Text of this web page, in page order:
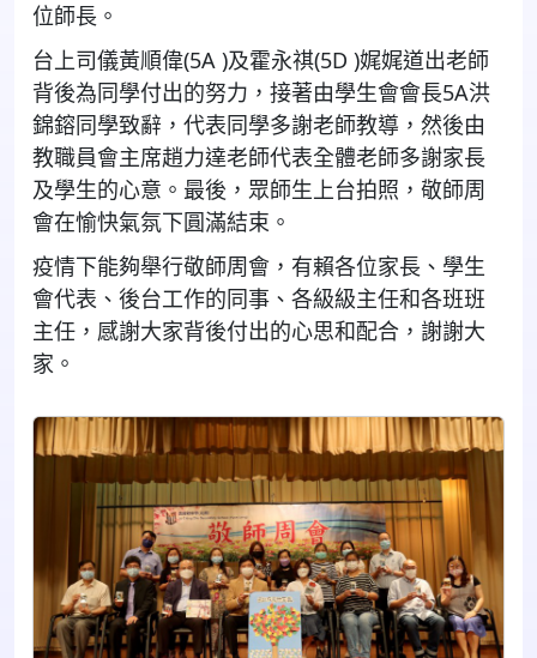
位師長。
台上司儀黃順偉(5A )及霍永祺(5D )娓娓道出老師
背後為同學付出的努力，接著由學生會會長5A洪
錦鎔同學致辭，代表同學多謝老師教導，然後由
教職員會主席趙力達老師代表全體老師多謝家長
及學生的心意。最後，眾師生上台拍照，敬師周
會在愉快氣氛下圓滿結束。
疫情下能夠舉行敬師周會，有賴各位家長、學生
會代表、後台工作的同事、各級級主任和各班班
主任，感謝大家背後付出的心思和配合，謝謝大
家。